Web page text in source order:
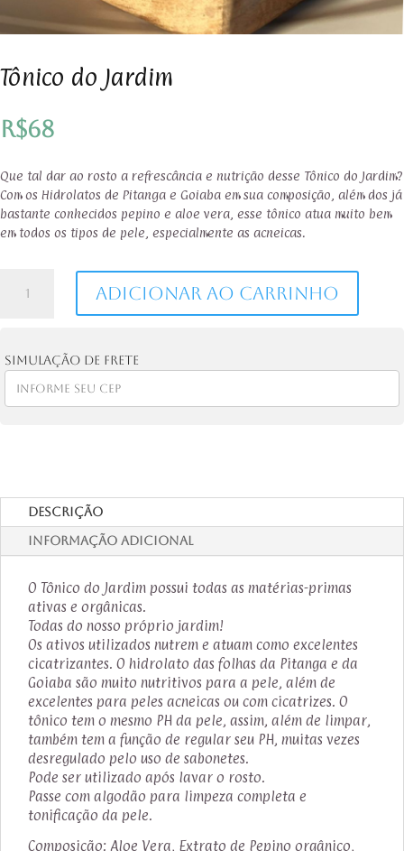
Tônico do Jardim
R$68
Que tal dar ao rosto a refrescância e nutrição desse Tônico do Jardim?
Com os Hidrolatos de Pitanga e Goiaba em sua composição, além dos já
bastante conhecidos pepino e aloe vera, esse tônico atua muito bem
em todos os tipos de pele, especialmente as acneicas.
Adicionar ao carrinho
Simulação de frete
Descrição
Informação adicional
O Tônico do Jardim possui todas as matérias-primas
ativas e orgânicas.
Todas do nosso próprio jardim!
Os ativos utilizados nutrem e atuam como excelentes
cicatrizantes. O hidrolato das folhas da Pitanga e da
Goiaba são muito nutritivos para a pele, além de
excelentes para peles acneicas ou com cicatrizes. O
tônico tem o mesmo PH da pele, assim, além de limpar,
também tem a função de regular seu PH, muitas vezes
desregulado pelo uso de sabonetes.
Pode ser utilizado após lavar o rosto.
Passe com algodão para limpeza completa e
tonificação da pele.
Composição: Aloe Vera, Extrato de Pepino orgânico,